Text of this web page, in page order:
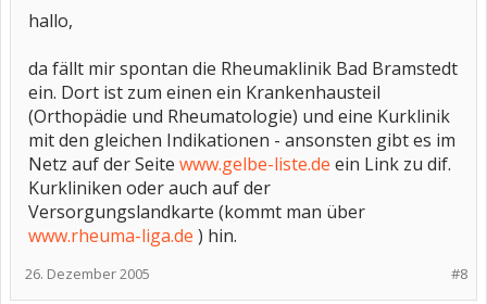
hallo,
da fällt mir spontan die Rheumaklinik Bad Bramstedt
ein. Dort ist zum einen ein Krankenhausteil
(Orthopädie und Rheumatologie) und eine Kurklinik
mit den gleichen Indikationen - ansonsten gibt es im
Netz auf der Seite www.gelbe-liste.de ein Link zu dif.
Kurkliniken oder auch auf der
Versorgungslandkarte (kommt man über
www.rheuma-liga.de ) hin.
#8
26. Dezember 2005